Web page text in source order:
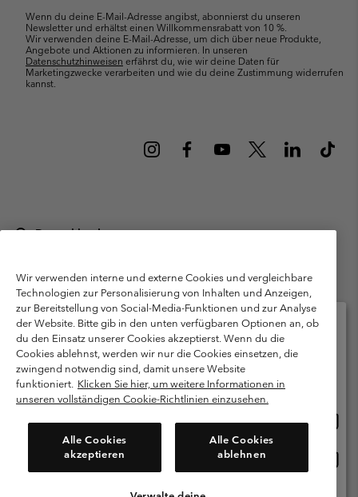
Wenn du deine E-Mail-Adresse angibst, abonnierst du unseren
Newsletter und erhältst einen Willkommensrabatt von 10 %.
Wir verwenden deine E-Mail-Adresse, um dich über neue Produkte,
Angebote und Aktionen zu informieren. In unseren
Datenschutzhinweisen erfährst du, wie wir deine Daten für
Marketingzwecke verarbeiten und wie du deine Zustimmung widerrufen
kannst.
Deutschland
München Deutschland. Alle Rechte vorbehalten.
Nutzungsbedingungen
Allgemeine Verkaufsbedingungen
Garantie
Datenschutzerklärung
Bestimmungen und Bedingungen des Mitglieder Programms
Nutzungsbedingungen Für Nutzergenerierte Inhalte
Cookies
Public CBCR
Kundenservice: Mo- Fr. 9:00 - 13:00 & 14:00- 18:00 Uhr
(+)498912081004
Wir verwenden interne und externe Cookies und vergleichbare
Technologien zur Personalisierung von Inhalten und Anzeigen,
zur Bereitstellung von Social-Media-Funktionen und zur Analyse
der Website. Bitte gib in den unten verfügbaren Optionen an, ob
du den Einsatz unserer Cookies akzeptierst. Wenn du die
Cookies ablehnst, werden wir nur die Cookies einsetzen, die
zwingend notwendig sind, damit unsere Website
funktioniert. Klicken Sie hier, um weitere Informationen in
unseren vollständigen Cookie-Richtlinien einzusehen.
Alle Cookies
akzeptieren
Alle Cookies
ablehnen
Bitte wählen Sie Ihr Lieferland und Ihre Sprache
Online-Einkauf verfügbar
Deutschland